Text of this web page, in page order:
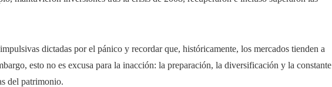
dictadas por el pánico y recordar que, históricamente, los mercados tienden a
esto no es excusa para la inacción: la preparación, la diversificación y la constante
del patrimonio.